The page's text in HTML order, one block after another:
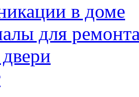
в доме
для